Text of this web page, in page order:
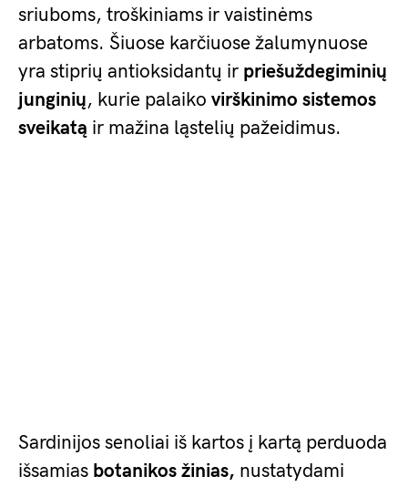
sriuboms, troškiniams ir vaistinėms
arbatoms. Šiuose karčiuose žalumynuose
yra stiprių antioksidantų ir priešuždegiminių
junginių, kurie palaiko virškinimo sistemos
sveikatą ir mažina ląstelių pažeidimus.
Sardinijos senoliai iš kartos į kartą perduoda
išsamias botanikos žinias, nustatydami